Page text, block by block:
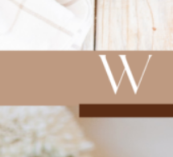
ekologiczną wartość.
znaczenie!
Te produkty i wiele
http://
Dodajemy również link
skórkami
zestaw-20×18-